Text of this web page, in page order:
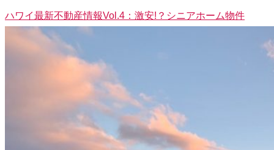
ハワイ最新不動産情報Vol.4：激安!？シニアホーム物件